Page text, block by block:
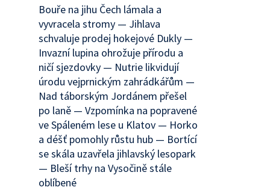
Bouře na jihu Čech lámala a
vyvracela stromy — Jihlava
schvaluje prodej hokejové Dukly —
Invazní lupina ohrožuje přírodu a
ničí sjezdovky — Nutrie likvidují
úrodu vejprnickým zahrádkářům —
Nad táborským Jordánem přešel
po laně — Vzpomínka na popravené
ve Spáleném lese u Klatov — Horko
a déšť pomohly růstu hub — Bortící
se skála uzavřela jihlavský lesopark
— Bleší trhy na Vysočině stále
oblíbené